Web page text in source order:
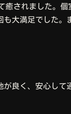
されました。個
大満足でした。
良く、安心して